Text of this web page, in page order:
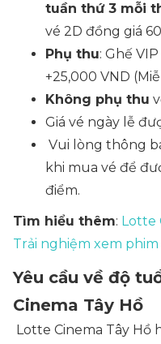
tuần thứ 3 mỗi
vé 2D đồng giá
Phụ thu: Ghế
+25,000 VND
Không phụ thu
Giá vé ngày lễ
Vui lòng thông
khi mua vé để
điểm.
Tìm hiểu thêm: Lotte
Trải nghiệm xem
Yêu cầu về độ
Cinema Tây Hồ
Lotte Cinema Tây Hồ